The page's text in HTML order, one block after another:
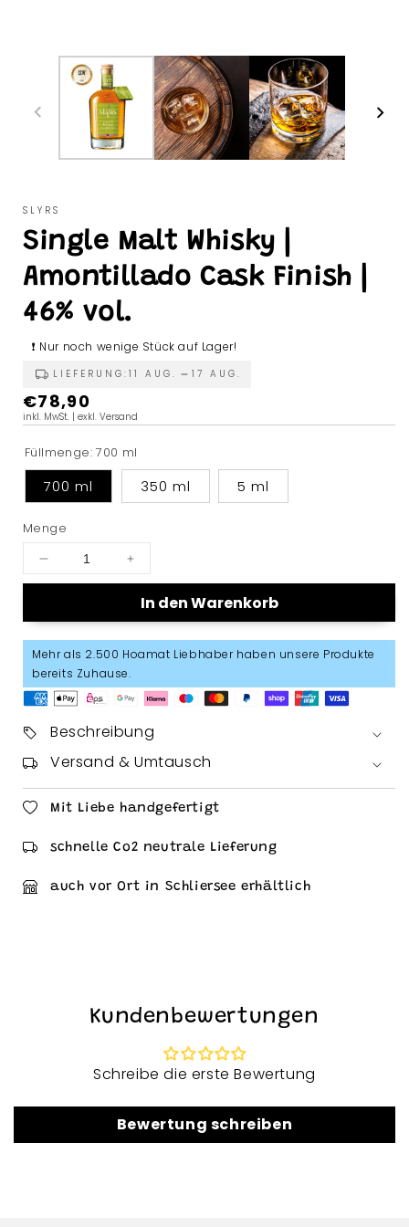
SLYRS
Single Malt Whisky |
Amontillado Cask Finish |
46% vol.
❗ Nur noch wenige Stück auf Lager!
LIEFERUNG: 11 AUG. 17 AUG.
Normaler
Preis
€78,90
inkl. MwSt. | exkl. Versand
Füllmenge:700 ml
700 ml 350 ml 5 ml
Menge
Menge
für
Malt
Whisky
|
Amontillado
Cask
46%
Menge
für
Single
Malt
Whisky
|
Amontillado
Cask
|
46%
In den Warenkorb
Mehr als 2.500 Hoamat Liebhaber haben unsere Produkte
bereits Zuhause.
Beschreibung
Versand & Umtausch
Mit Liebe handgefertigt
schnelle Co2 neutrale Lieferung
auch vor Ort in Schliersee erhältlich
Kundenbewertungen
Schreibe die erste Bewertung
Bewertung schreiben